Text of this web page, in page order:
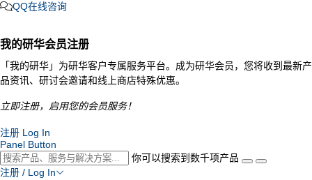
QQ在线咨询
我的研华会员注册
「我的研华」为研华客户专属服务平台。成为研华会员，您将收到最新产
品资讯、研讨会邀请和线上商店特殊优惠。
立即注册，启用您的会员服务！
注册 Log In
Panel Button
你可以搜索到数千项产品
注册 / Log In